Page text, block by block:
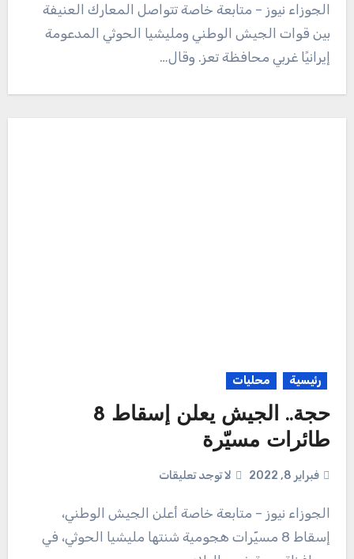
الجوزاء نيوز – متابعة خاصة تتواصل المعارك العنيفة
بين قوات الجيش الوطني ومليشيا الحوثي المدعومة
إيرانيًا غربي محافظة تعز. وقال…
رئيسية محليات
حجة.. الجيش يعلن إسقاط 8
طائرات مسيّرة
فبراير 8, 2022 لا توجد تعليقات
إسقاط 8 مسيّرات هجومية شنتها مليشيا الحوثي، في